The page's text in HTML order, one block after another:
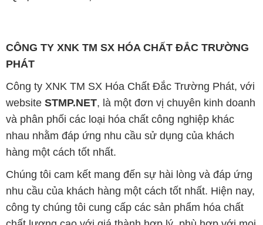
CÔNG TY XNK TM SX HÓA CHẤT ĐẮC TRƯỜNG
PHÁT
Công ty XNK TM SX Hóa Chất Đắc Trường Phát, với
website STMP.NET, là một đơn vị chuyên kinh doanh
và phân phối các loại hóa chất công nghiệp khác
nhau nhằm đáp ứng nhu cầu sử dụng của khách
hàng một cách tốt nhất.
Chúng tôi cam kết mang đến sự hài lòng và đáp ứng
nhu cầu của khách hàng một cách tốt nhất. Hiện nay,
công ty chúng tôi cung cấp các sản phẩm hóa chất